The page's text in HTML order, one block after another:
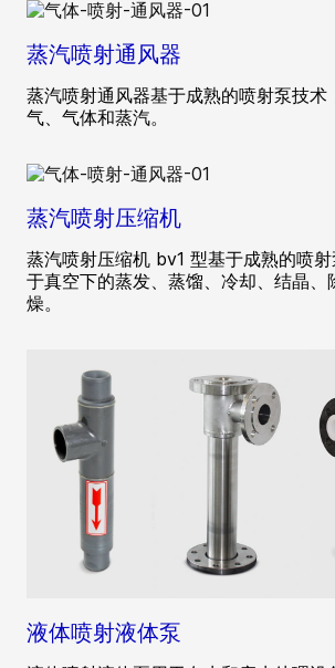
蒸汽喷射通风器
蒸汽喷射通风器基于成熟的喷射泵技术
气、气体和蒸汽。
蒸汽喷射压缩机
蒸汽喷射压缩机 bv1 型基于成熟的喷
于真空下的蒸发、蒸馏、冷却、结晶、
燥。
液体喷射液体泵